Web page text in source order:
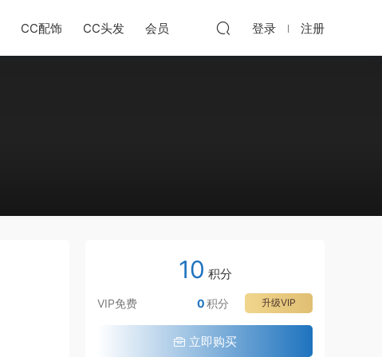
CC配饰 CC头发 会员 登录 注册
10 积分
VIP免费 升级VIP
0积分
立即购买